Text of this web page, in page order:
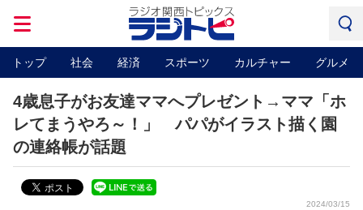
トップ 社会 経済 スポーツ カルチャー グルメ
4歳息子がお友達ママへプレゼント→ママ「ホ
レてまうやろ～！」 パパがイラスト描く園
の連絡帳が話題
2024/03/15